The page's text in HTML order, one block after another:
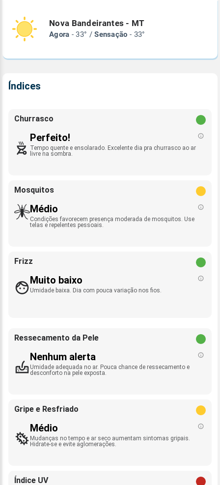
Nova Bandeirantes - MT
Agora - 33° /Sensação - 33°
Índices
Churrasco
Perfeito!
Tempo quente e ensolarado. Excelente dia pra churrasco ao ar
livre na sombra.
Mosquitos
Médio
Condições favorecem presença moderada de mosquitos. Use
telas e repelentes pessoais.
Frizz
Muito baixo
Umidade baixa. Dia com pouca variação nos fios.
Ressecamento da Pele
Nenhum alerta
Umidade adequada no ar. Pouca chance de ressecamento e
desconforto na pele exposta.
Gripe e Resfriado
Médio
Mudanças no tempo e ar seco aumentam sintomas gripais.
Hidrate-se e evite aglomerações.
Índice UV